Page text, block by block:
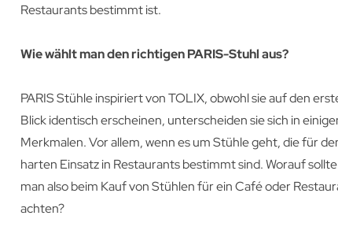
Restaurants bestimmt ist.
Wie wählt man den richtigen PARIS-Stuhl aus?
PARIS Stühle inspiriert von TOLIX, obwohl sie auf den
Blick identisch erscheinen, unterscheiden sie sich in
Merkmalen. Vor allem, wenn es um Stühle geht, die für
harten Einsatz in Restaurants bestimmt sind. Worauf sollte
man also beim Kauf von Stühlen für ein Café oder
achten?